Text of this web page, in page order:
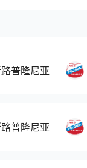
普隆尼亚
普隆尼亚